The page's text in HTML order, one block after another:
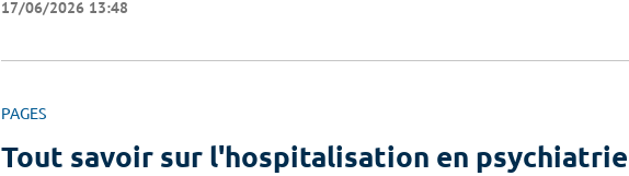
17/06/2026 13:48
PAGES
Tout savoir sur l'hospitalisation en psychiatrie